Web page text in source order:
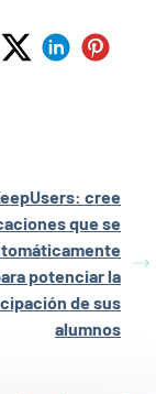
cree
que se
potenciar la
de sus
alumnos